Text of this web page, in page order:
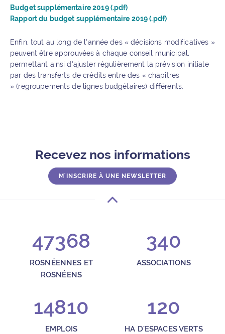
Budget supplémentaire 2019 (.pdf)
Rapport du budget supplémentaire 2019 (.pdf)
Enfin, tout au long de l’année des « décisions modificatives »
peuvent être approuvées à chaque conseil municipal,
permettant ainsi d’ajuster régulièrement la prévision initiale
par des transferts de crédits entre des « chapitres
» (regroupements de lignes budgétaires) différents.
Recevez nos informations
M'INSCRIRE À UNE NEWSLETTER
47368
ROSNÉENNES ET
ROSNÉENS
340
ASSOCIATIONS
14810
EMPLOIS
120
HA D'ESPACES VERTS